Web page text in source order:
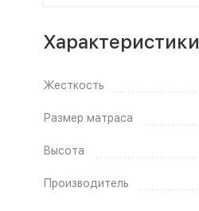
Характеристики
Жесткость
Размер матраса
Высота
Производитель